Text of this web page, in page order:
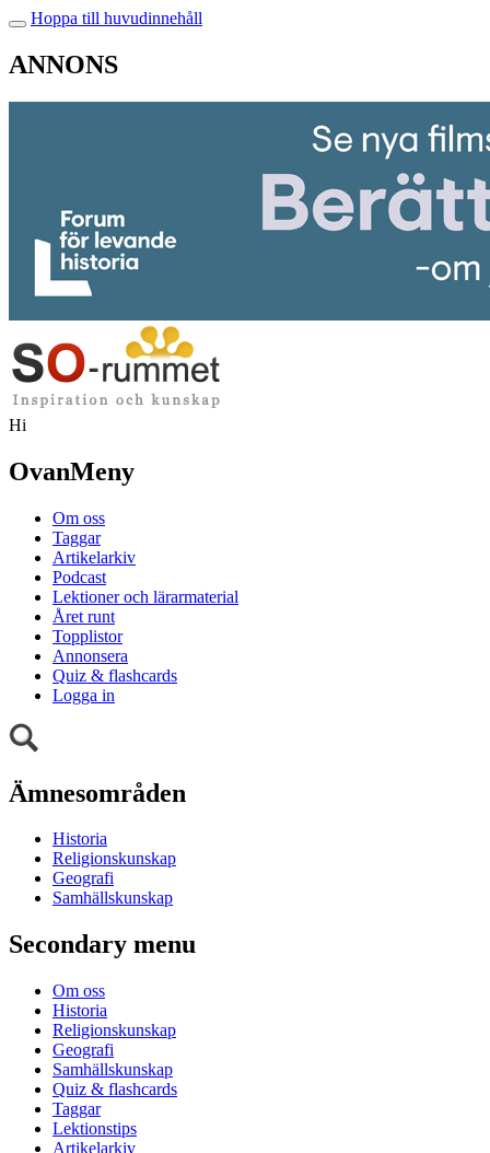
Hoppa till huvudinnehåll
ANNONS
Hi
OvanMeny
Om oss
Taggar
Artikelarkiv
Podcast
Lektioner och lärarmaterial
Året runt
Topplistor
Annonsera
Quiz & flashcards
Logga in
Ämnesområden
Historia
Religionskunskap
Geografi
Samhällskunskap
Secondary menu
Om oss
Historia
Religionskunskap
Geografi
Samhällskunskap
Quiz & flashcards
Taggar
Lektionstips
Artikelarkiv